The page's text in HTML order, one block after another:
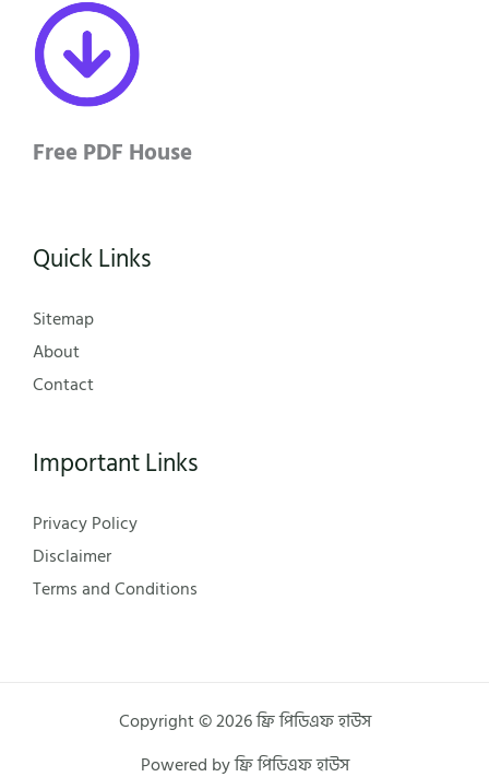
Free PDF House
Quick Links
Sitemap
About
Contact
Important Links
Privacy Policy
Disclaimer
Terms and Conditions
Copyright © 2026 ফ্রি পিডিএফ হাউস
Powered by ফ্রি পিডিএফ হাউস